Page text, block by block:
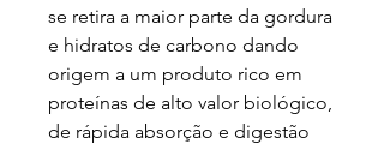
se retira a maior parte da gordura
e hidratos de carbono dando
origem a um produto rico em
proteínas de alto valor biológico,
de rápida absorção e digestão